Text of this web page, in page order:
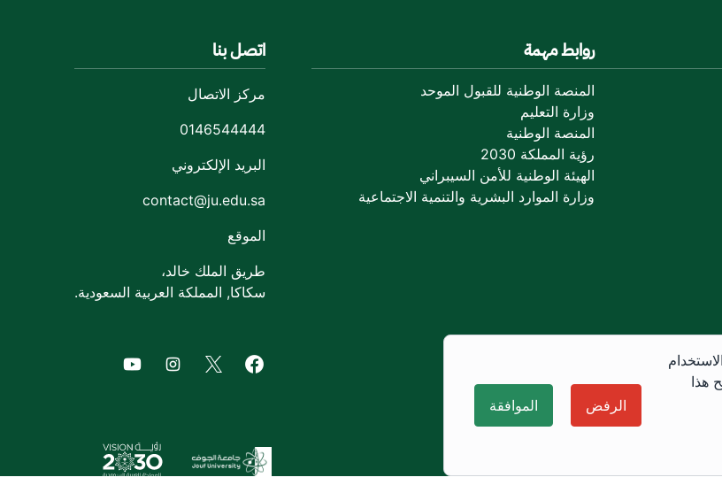
روابط مهمة
المنصة الوطنية للقبول الموحد
وزارة التعليم
المنصة الوطنية
رؤية المملكة 2030
الهيئة الوطنية للأمن السيبراني
وزارة الموارد البشرية والتنمية الاجتماعية
اتصل بنا
مركز الاتصال
0146544444
البريد الإلكتروني
contact@ju.edu.sa
الموقع
طريق الملك خالد،
سكاكا, المملكة العربية السعودية.
Facebook of Jouf University
X of Jouf University
of Jouf University
هذا
الرفض الموافقة